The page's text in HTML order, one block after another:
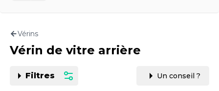
Motorisation
Vérins
Vérin de vitre arrière
Filtres Un conseil ?